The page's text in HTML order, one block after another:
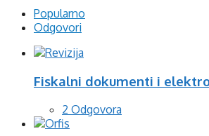
Popularno
Odgovori
Fiskalni dokumenti i
2 Odgovora